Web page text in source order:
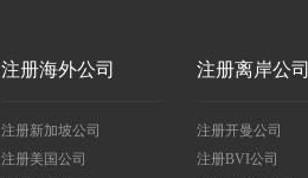
注册海外公司
注册新加坡公司
注册美国公司
注册离岸公司
注册开曼公司
注册BVI公司